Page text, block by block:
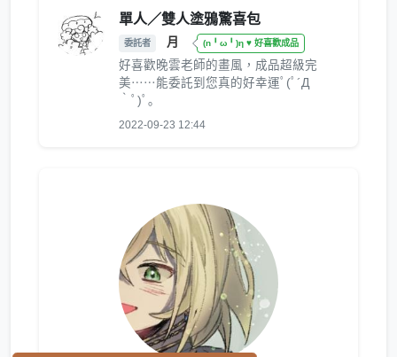
單人／雙人塗鴉驚喜包
委託者 月 (n╹ω╹)η ♥ 好喜歡成品
好喜歡晚雲老師的畫風，成品超級完
美⋯⋯能委託到您真的好幸運ﾟ(ﾟ´Д
｀ﾟ)ﾟ｡
2022-09-23 12:44